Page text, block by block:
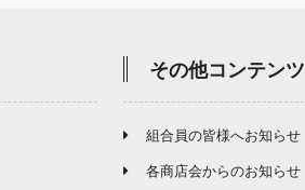
その他コンテンツ
組合員の皆様へお知らせ
各商店会からのお知らせ